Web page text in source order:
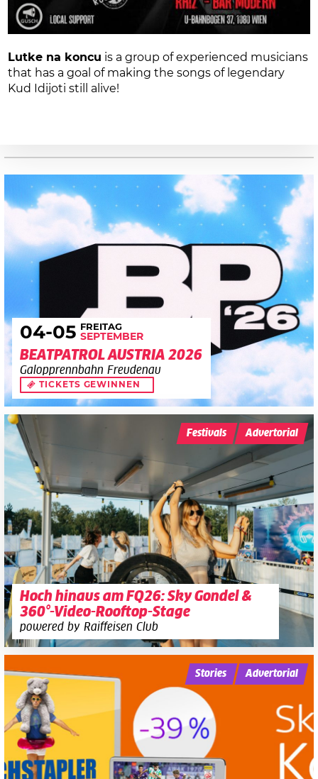
Lutke na koncu is a group of experienced musicians
that has a goal of making the songs of legendary
Kud Idijoti still alive!
04-05 FREITAG
SEPTEMBER
BEATPATROL AUSTRIA 2026
Galopprennbahn Freudenau
TICKETS GEWINNEN
Hoch hinaus am FQ26: Sky Gondel &
360°-Video-Rooftop-Stage
powered by Raiffeisen Club
Festivals Advertorial
Stories Advertorial